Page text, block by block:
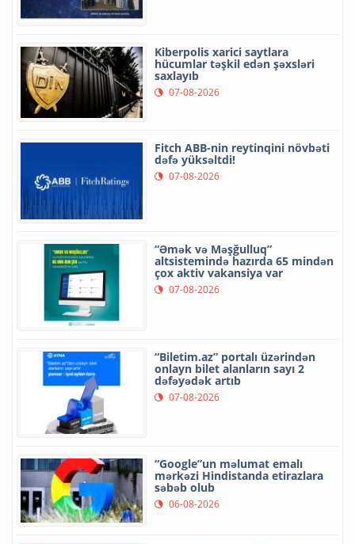
Kiberpolis xarici saytlara
hücumlar təşkil edən şəxsləri
saxlayıb
07-08-2026
Fitch ABB-nin reytinqini növbəti
dəfə yüksəltdi!
07-08-2026
“Əmək və Məşğulluq”
altsistemində hazırda 65 mindən
çox aktiv vakansiya var
07-08-2026
“Biletim.az” portalı üzərindən
onlayn bilet alanların sayı 2
dəfəyədək artıb
07-08-2026
“Google”un məlumat emalı
mərkəzi Hindistanda etirazlara
səbəb olub
06-08-2026